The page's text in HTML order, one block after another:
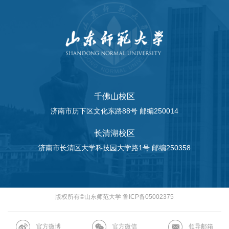
千佛山校区
济南市历下区文化东路88号 邮编250014
长清湖校区
济南市长清区大学科技园大学路1号 邮编250358
版权所有©山东师范大学 鲁ICP备05002375
官方微博 官方微信 领导邮箱